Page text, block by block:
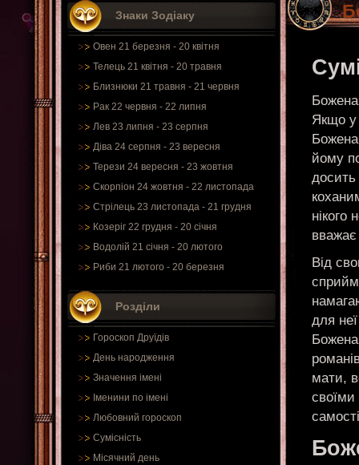
Знаки Зодіаку
Овен 21 березня - 20 квітня
Телець 21 квітня - 20 травня
Близнюки 21 травня - 21 червня
Рак 22 червня - 22 липня
Лев 23 липня - 23 серпня
Діва 24 серпня - 23 вересня
Терези 24 вересня - 23 жовтня
Скорпіон 24 жовтня - 22 листопада
Стрілець 23 листопада - 21 грудня
Козеріг 22 грудня - 20 січня
Водолій 21 січня - 20 лютого
Риби 21 лютого - 20 березня
Розділи
Гороскоп Друїдів
День народження
Значення імені
Іменини по імені
Любовний гороскоп
Сумісність
Місячний день
Якщо у
Божена
йому
досить
Від
для
мати,
своїми